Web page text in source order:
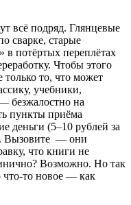
всё подряд. Глянцевые
сварке, старые
в потёртых переплётах
Чтобы этого
только то, что может
учебники,
безжалостно на
пункты приёма
деньги (5–10 рублей за
Вызовите — они
что книги не
Возможно. Но так
что-то новое — как